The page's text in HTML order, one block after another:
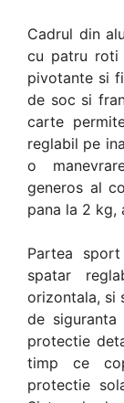
Cadrul din
cu patru roti
pivotante si
de soc si
carte
reglabil pe
o
generos al
pana la 2 kg,
Partea
spatar
orizontala, si
de
protectie
timp ce
protectie